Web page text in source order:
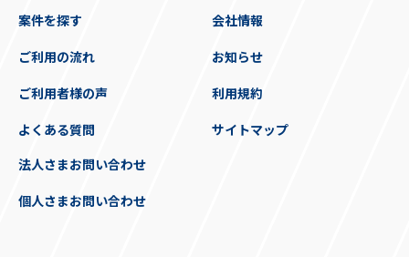
案件を探す
ご利用の流れ
ご利用者様の声
よくある質問
会社情報
お知らせ
利用規約
サイトマップ
法人さまお問い合わせ
個人さまお問い合わせ